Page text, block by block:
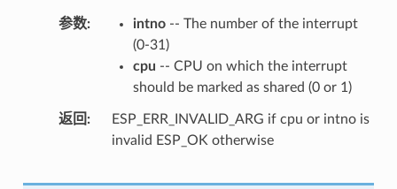
参数 intno-- The number of the interrupt
(0-31)
cpu -- CPU on which the interrupt
should be marked as shared (0 or 1)
返回
ESP_ERR_INVALID_ARG if cpu or intno is
invalid ESP_OK otherwise